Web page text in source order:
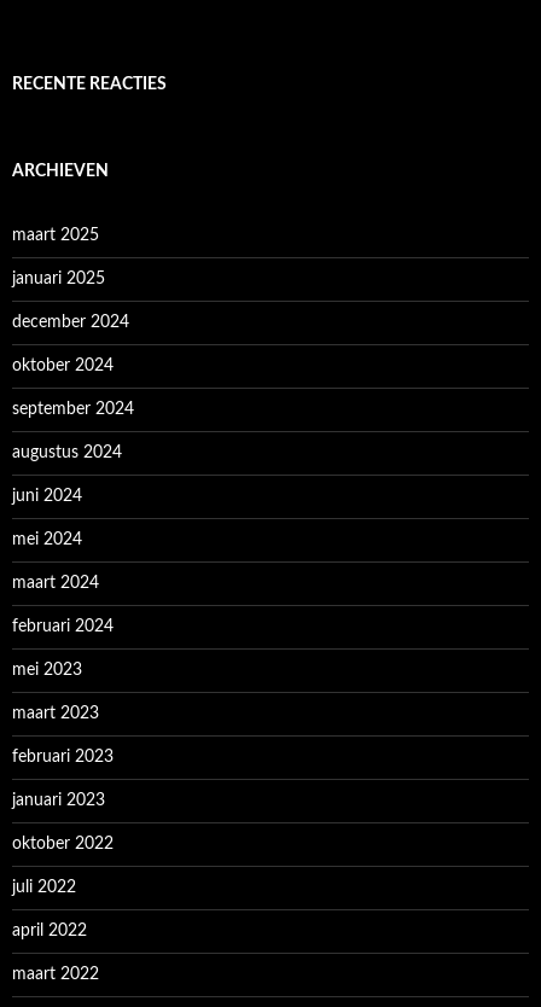
RECENTE REACTIES
ARCHIEVEN
maart 2025
januari 2025
december 2024
oktober 2024
september 2024
augustus 2024
juni 2024
mei 2024
maart 2024
februari 2024
mei 2023
maart 2023
februari 2023
januari 2023
oktober 2022
juli 2022
april 2022
maart 2022